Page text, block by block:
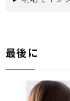
最後に